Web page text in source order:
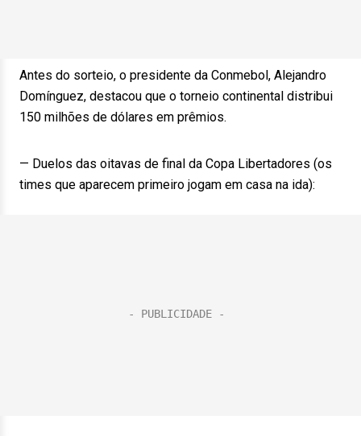
Antes do sorteio, o presidente da Conmebol, Alejandro
Domínguez, destacou que o torneio continental distribui
150 milhões de dólares em prêmios.
— Duelos das oitavas de final da Copa Libertadores (os
times que aparecem primeiro jogam em casa na ida):